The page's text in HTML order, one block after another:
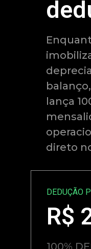
lança
direto
DEDUÇÃO
R$